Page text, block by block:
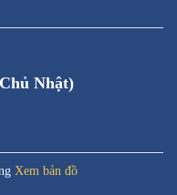
Nhật)
Xem bản đồ